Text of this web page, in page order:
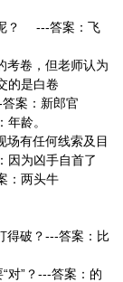
呢？ ---答案：飞
考卷，但老师认为
的是白卷
案：新郎官
龄。
场有任何线索及目
因为凶手自首了
：两头牛
得破？---答案：比
对”？---答案：的